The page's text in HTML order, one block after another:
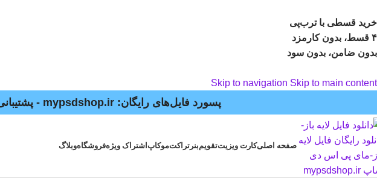
خرید قسطی با ترب‌پی
۴ قسط، بدون کارمزد
بدون ضامن، بدون سود
Skip to navigation Skip to main content
پسورد فایل‌های رایگان: mypsdshop.ir - پشتیبانی: arshiya_ag@yahoo.com
صفحه اصلیکارت ویزیتتقویمبنر تراکتموکاپ اشتراک ویژهفروشگاهوبلاگ